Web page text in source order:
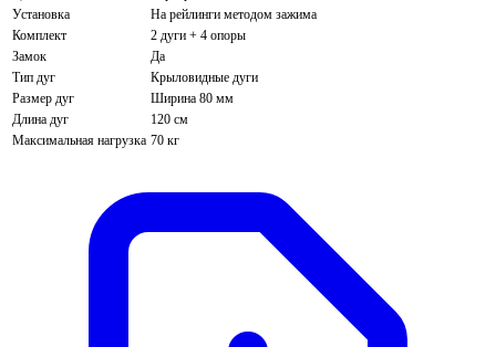
Установка
На рейлинги методом зажима
Комплект
2 дуги + 4 опоры
Замок
Да
Тип дуг
Крыловидные дуги
Размер дуг
Ширина 80 мм
Длина дуг
120 см
Максимальная нагрузка 70 кг